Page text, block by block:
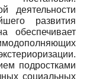
деятельности
развития
обеспечивает
подростками
социальных